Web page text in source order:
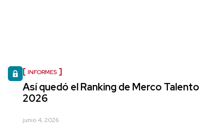
INFORMES
Así quedó el Ranking de Merco Talento
2026
junio 4, 2026